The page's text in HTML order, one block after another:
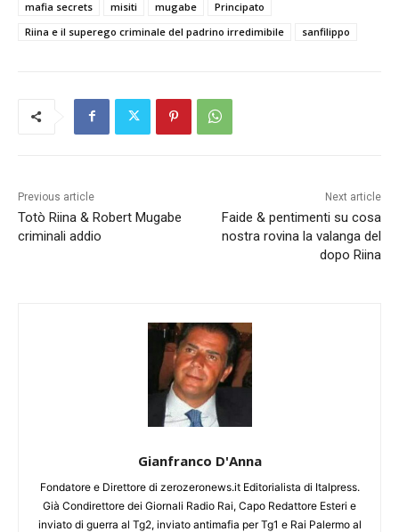
mafia secrets
misiti mugabe
Principato
Riina e il superego criminale del padrino irredimibile
sanfilippo
Previous article
Totò Riina & Robert Mugabe
criminali addio
Next article
Faide & pentimenti su cosa
nostra rovina la valanga del
dopo Riina
Gianfranco D'Anna
Fondatore e Direttore di zerozeronews.it Editorialista di Italpress.
Già Condirettore dei Giornali Radio Rai, Capo Redattore Esteri e
inviato di guerra al Tg2, inviato antimafia per Tg1 e Rai Palermo al